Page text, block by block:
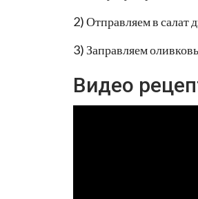
2) Отправляем в салат
3) Заправляем
Видео